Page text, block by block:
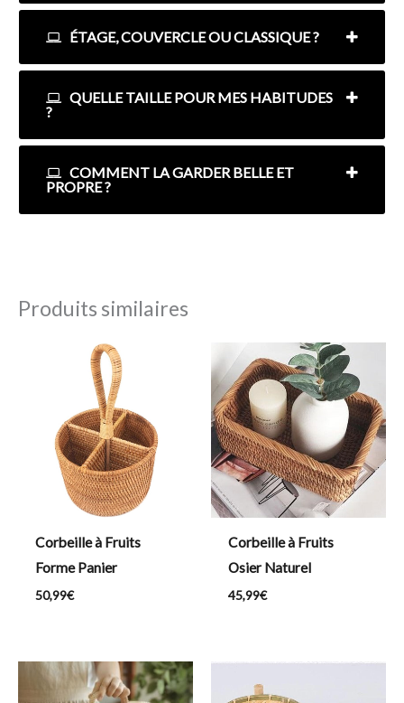
ÉTAGE, COUVERCLE OU CLASSIQUE ?
QUELLE TAILLE POUR MES HABITUDES
?
COMMENT LA GARDER BELLE ET
PROPRE ?
Produits similaires
Corbeille à Fruits
Forme Panier
50,99€
Corbeille à Fruits
Osier Naturel
45,99€